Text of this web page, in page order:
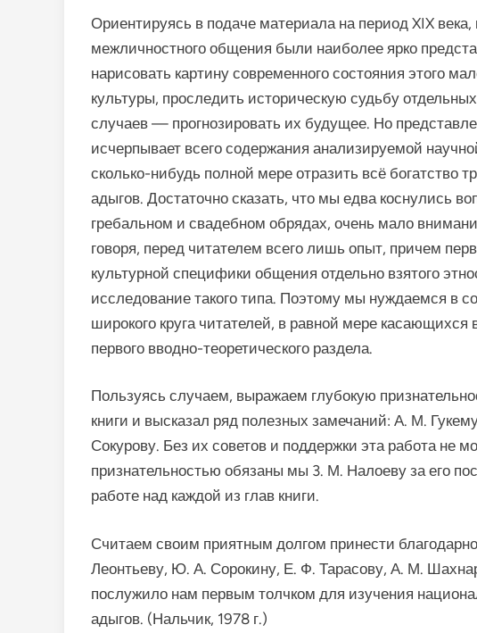
Ориентируясь в подаче материала на период XIX
меж­личностного общения были наиболее ярко
нарисовать картину современного состояния этого
культуры, проследить историческую судьбу
случаев — прогнозировать их будущее. Но
исчерпывает всего содержания анализируемой
сколько-нибудь полной мере отразить всё богатство
адыгов. Достаточно сказать, что мы едва коснулись
гребальном и свадебном обрядах, очень мало
говоря, перед читателем всего лишь опыт, причем
культурной специфики общения отдельно взятого
исследование такого типа. Поэтому мы нуж­даемся в
широ­кого круга читателей, в равной мере касающихся
первого вводно-теоретического раздела.
Пользуясь случаем, выражаем глубокую
книги и высказал ряд полезных замечаний: А. М.
Сокурову. Без их советов и поддержки эта работа не
признательностью обязаны мы 3. М. Налоеву за его
работе над каждой из глав книги.
Считаем своим приятным долгом принести
Леонтьеву, Ю. А. Сорокину, Е. Ф. Тарасову, А. М.
послужило нам пер­вым толчком для изучения
адыгов. (Нальчик, 1978 г.)